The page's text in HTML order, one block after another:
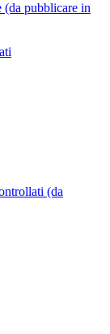
(da pubblicare in
(da